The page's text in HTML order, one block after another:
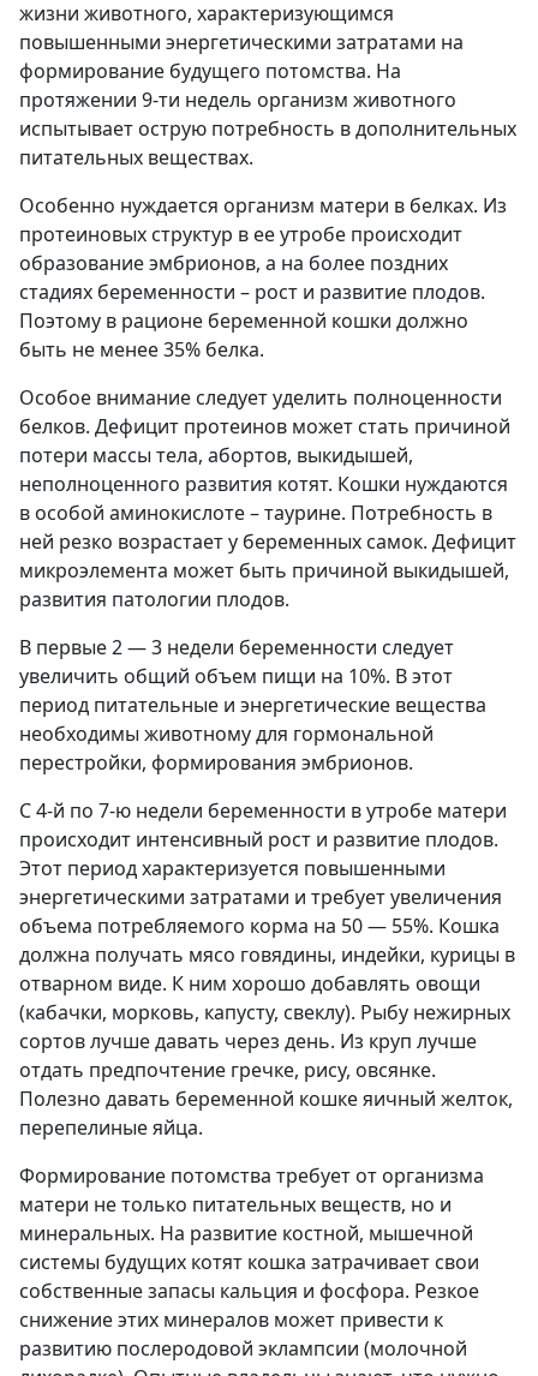
жизни животного, характеризующимся
повышенными энергетическими затратами на
формирование будущего потомства. На
протяжении 9-ти недель организм животного
испытывает острую потребность в дополнительных
питательных веществах.
Особенно нуждается организм матери в белках. Из
протеиновых структур в ее утробе происходит
образование эмбрионов, а на более поздних
стадиях беременности – рост и развитие плодов.
Поэтому в рационе беременной кошки должно
быть не менее 35% белка.
Особое внимание следует уделить полноценности
белков. Дефицит протеинов может стать причиной
потери массы тела, абортов, выкидышей,
неполноценного развития котят. Кошки нуждаются
в особой аминокислоте – таурине. Потребность в
ней резко возрастает у беременных самок. Дефицит
микроэлемента может быть причиной выкидышей,
развития патологии плодов.
В первые 2 — 3 недели беременности следует
увеличить общий объем пищи на 10%. В этот
период питательные и энергетические вещества
необходимы животному для гормональной
перестройки, формирования эмбрионов.
С 4-й по 7-ю недели беременности в утробе матери
происходит интенсивный рост и развитие плодов.
Этот период характеризуется повышенными
энергетическими затратами и требует увеличения
объема потребляемого корма на 50 — 55%. Кошка
должна получать мясо говядины, индейки, курицы в
отварном виде. К ним хорошо добавлять овощи
(кабачки, морковь, капусту, свеклу). Рыбу нежирных
сортов лучше давать через день. Из круп лучше
отдать предпочтение гречке, рису, овсянке.
Полезно давать беременной кошке яичный желток,
перепелиные яйца.
Формирование потомства требует от организма
матери не только питательных веществ, но и
минеральных. На развитие костной, мышечной
системы будущих котят кошка затрачивает свои
собственные запасы кальция и фосфора. Резкое
снижение этих минералов может привести к
развитию послеродовой эклампсии (молочной